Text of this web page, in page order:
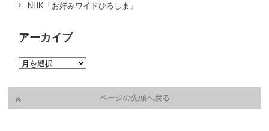
NHK「お好みワイドひろしま」
アーカイブ
ページの先頭へ戻る